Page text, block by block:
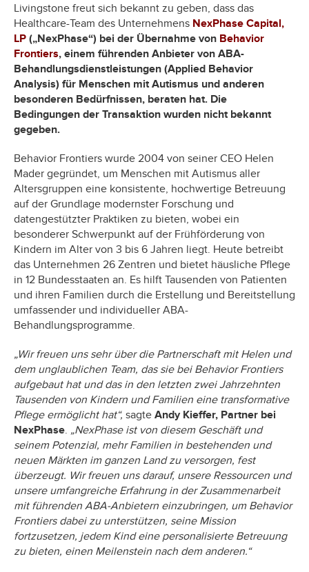
Livingstone freut sich bekannt zu geben, dass das
Healthcare-Team des Unternehmens NexPhase Capital,
LP („NexPhase“) bei der Übernahme von Behavior
Frontiers, einem führenden Anbieter von ABA-
Behandlungsdienstleistungen (Applied Behavior
Analysis) für Menschen mit Autismus und anderen
besonderen Bedürfnissen, beraten hat. Die
Bedingungen der Transaktion wurden nicht bekannt
gegeben.
Behavior Frontiers wurde 2004 von seiner CEO Helen
Mader gegründet, um Menschen mit Autismus aller
Altersgruppen eine konsistente, hochwertige Betreuung
auf der Grundlage modernster Forschung und
datengestützter Praktiken zu bieten, wobei ein
besonderer Schwerpunkt auf der Frühförderung von
Kindern im Alter von 3 bis 6 Jahren liegt. Heute betreibt
das Unternehmen 26 Zentren und bietet häusliche Pflege
in 12 Bundesstaaten an. Es hilft Tausenden von Patienten
und ihren Familien durch die Erstellung und Bereitstellung
umfassender und individueller ABA-
Behandlungsprogramme.
„Wir freuen uns sehr über die Partnerschaft mit Helen und
dem unglaublichen Team, das sie bei Behavior Frontiers
aufgebaut hat und das in den letzten zwei Jahrzehnten
Tausenden von Kindern und Familien eine transformative
Pflege ermöglicht hat“, sagte Andy Kieffer, Partner bei
NexPhase. „NexPhase ist von diesem Geschäft und
seinem Potenzial, mehr Familien in bestehenden und
neuen Märkten im ganzen Land zu versorgen, fest
überzeugt. Wir freuen uns darauf, unsere Ressourcen und
unsere umfangreiche Erfahrung in der Zusammenarbeit
mit führenden ABA-Anbietern einzubringen, um Behavior
Frontiers dabei zu unterstützen, seine Mission
fortzusetzen, jedem Kind eine personalisierte Betreuung
zu bieten, einen Meilenstein nach dem anderen.“